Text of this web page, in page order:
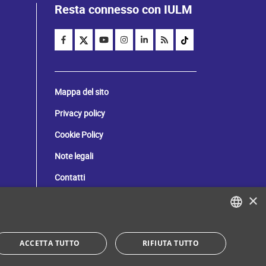
Resta connesso con IULM
Mappa del sito
Privacy policy
Cookie Policy
Note legali
Contatti
Dona il tuo 5 per mille!
ITALIAN
×
ACCETTA TUTTO RIFIUTA TUTTO